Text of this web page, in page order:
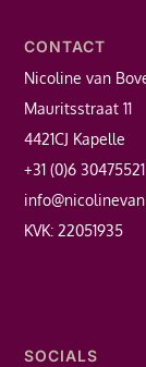
CONTACT
Nicoline van
Mauritsstraat 11
4421CJ Kapelle
+31 (0)6 30475521
KVK: 22051935
SOCIALS